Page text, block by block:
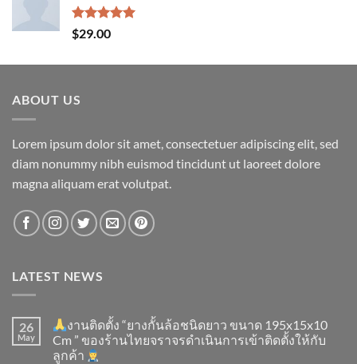
Rated5.00
out of 5
$29.00
ABOUT US
Lorem ipsum dolor sit amet, consectetuer adipiscing elit, sed
diam nonummy nibh euismod tincidunt ut laoreet dolore
magna aliquam erat volutpat.
LATEST NEWS
26
May
งานติดตั้ง “ยางกั้นล้อชนิดยาว ขนาด 195x15x10
Cm ” ของร้านไทยจราจรดำเนินการเข้าติดตั้ง​ให้กับ
ลูกค้า